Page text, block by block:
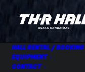
HALL RENTAL / BOOKING
EQUIPMENT
CONTACT